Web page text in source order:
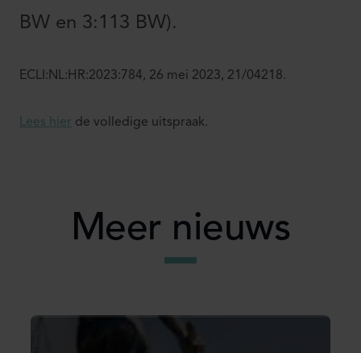
BW en 3:113 BW).
ECLI:NL:HR:2023:784, 26 mei 2023, 21/04218.
Lees hier de volledige uitspraak.
Meer nieuws